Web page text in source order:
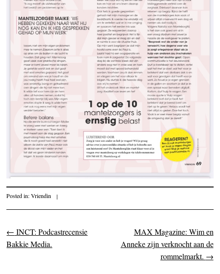
Posted in:Vriendin |
Post navigation
← INCT: Podcastrecensie
Bakkie Media.
MAX Magazine: Wim en
Anneke zijn verknocht aan de
rommelmarkt. →